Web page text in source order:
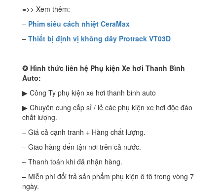
=>> Xem thêm:
– Phim siêu cách nhiệt CeraMax
– Thiết bị định vị không dây Protrack VT03D
✪ Hình thức liên hệ Phụ kiện Xe hơi Thanh Bình
Auto:
▶ Công Ty phụ kiện xe hơi thanh binh auto
▶ Chuyên cung cấp sỉ / lẻ các phụ kiện xe hơi độc đáo
chất lượng.
– Giá cả cạnh tranh + Hàng chất lượng.
– Giao hàng đến tận nơi trên cả nước.
– Thanh toán khi đã nhận hàng.
– Miễn phí đổi trả sản phẩm phụ kiện ô tô trong vòng 7
ngày.